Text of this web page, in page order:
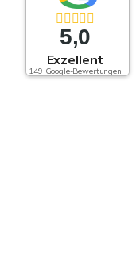
5,0
Exzellent
149 Google-Bewertungen